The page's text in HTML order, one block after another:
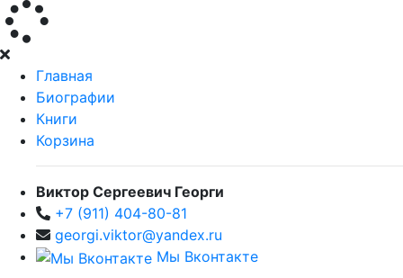
Главная
Биографии
Книги
Корзина
Виктор Сергеевич Георги
+7 (911) 404-80-81
georgi.viktor@yandex.ru
Мы Вконтакте